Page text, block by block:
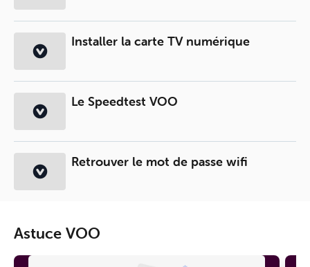
Installer la carte TV numérique
Le Speedtest VOO
Retrouver le mot de passe wifi
Astuce VOO